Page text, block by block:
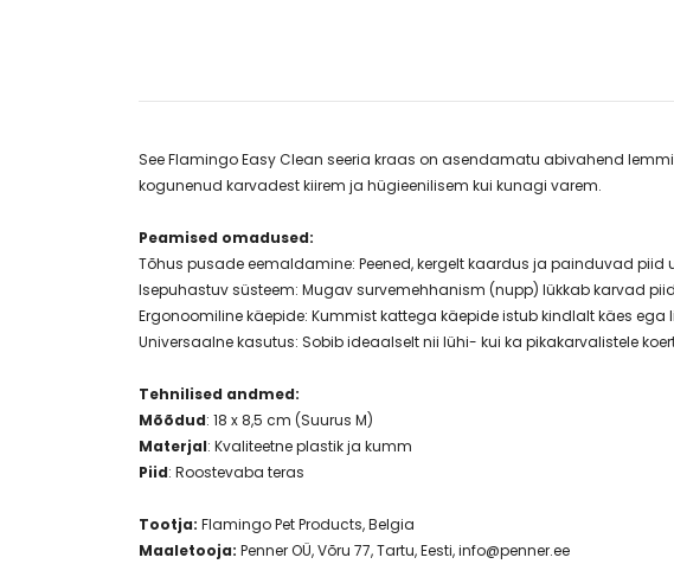
See Flamingo Easy Clean seeria kraas on asendamatu abivahend
kogunenud karvadest kiirem ja hügieenilisem kui kunagi varem.
Peamised omadused:
Tõhus pusade eemaldamine: Peened, kergelt kaardus ja painduvad
Isepuhastuv süsteem: Mugav survemehhanism (nupp) lükkab karvad
Ergonoomiline käepide: Kummist kattega käepide istub kindlalt käes
Universaalne kasutus: Sobib ideaalselt nii lühi- kui ka pikakarvalistele
Tehnilised andmed:
Mõõdud: 18 x 8,5 cm (Suurus M)
Materjal: Kvaliteetne plastik ja kumm
Piid: Roostevaba teras
Tootja: Flamingo Pet Products, Belgia
Maaletooja: Penner OÜ, Võru 77, Tartu, Eesti,info@penner.ee